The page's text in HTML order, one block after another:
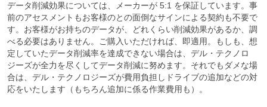
データ削減効果については、メーカーが 5:1 を保証しています。事
前のアセスメントもお客様のとの面倒なサインによる契約も不要で
す。お客様がお持ちのデータが、どれくらい削減効果があるか、調
べる必要はありません。ご購入いただければ、即適用。もしも、想
定していたデータ削減率を達成できない場合は、デル・テクノロ
ジーズが全力を尽くしてデータ削減に努めます。それでもダメな場
合は、デル・テクノロジーズが費用負担しドライブの追加などの対
応をいたします（もちろん追加に係る作業費用も）。